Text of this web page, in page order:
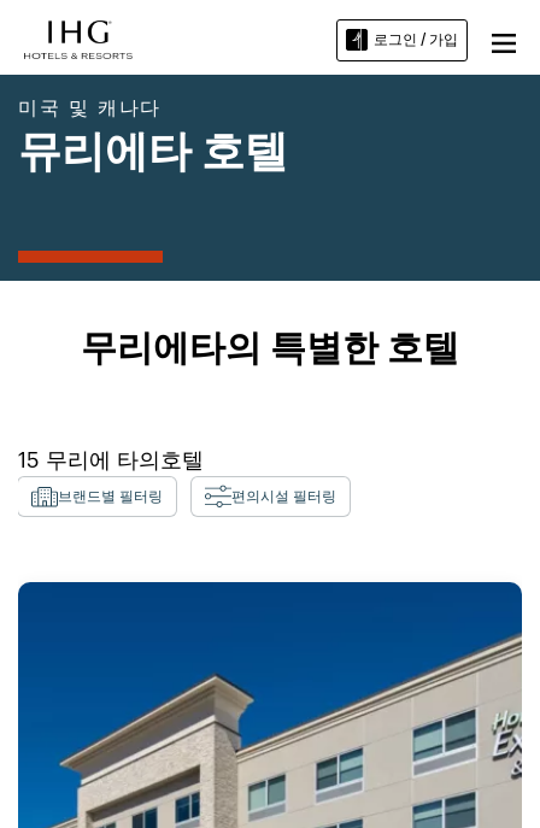
로그인 / 가입
미국 및 캐나다
뮤리에타 호텔
무리에타의 특별한 호텔
15 무리에 타의 호텔
브랜드별 필터링 편의시설 필터링